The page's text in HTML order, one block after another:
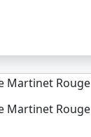
Martinet Rouge